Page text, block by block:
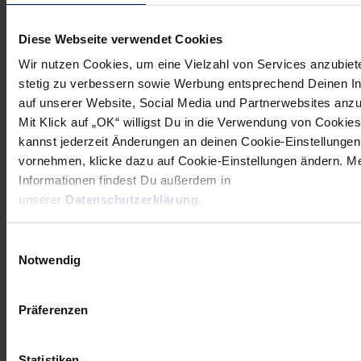
Diese Webseite verwendet Cookies
Wir nutzen Cookies, um eine Vielzahl von Services
stetig zu verbessern sowie Werbung entsprechend Deinen
auf unserer Website, Social Media und Partnerwebsites
Mit Klick auf „OK“ willigst Du in die Verwendung von
kannst jederzeit Änderungen an deinen Cookie-Einstellungen
vornehmen, klicke dazu auf Cookie-Einstellungen ändern.
Informationen findest Du außerdem in
unserer Datenschutzerklärung.
Notwendig
Präferenzen
Skandinaviers zugleich: „Dort mitspielen zu dürfen, eine
Heim-WM zu erleben, wäre eine große Ehre. Die Konkurrenz
ist natürlich unfassbar groß und es wird extrem schwer.
Dennoch: An einem Lehrgang vor der WM teilzunehmen,
mich den Trainern anzubieten und es eventuell in den
Kader zu schaffen – das wäre mein ganz persönliches Ziel,
mein Traum.“
Eine erfolgreiche Hinserie mit den Löwen könnte
dementsprechend „zwei Sehnsüchte mit einer Klappe
Erfolgsspur und die mögliche Erfüllung Olles
stets vollen Einsatz zeigen wird.